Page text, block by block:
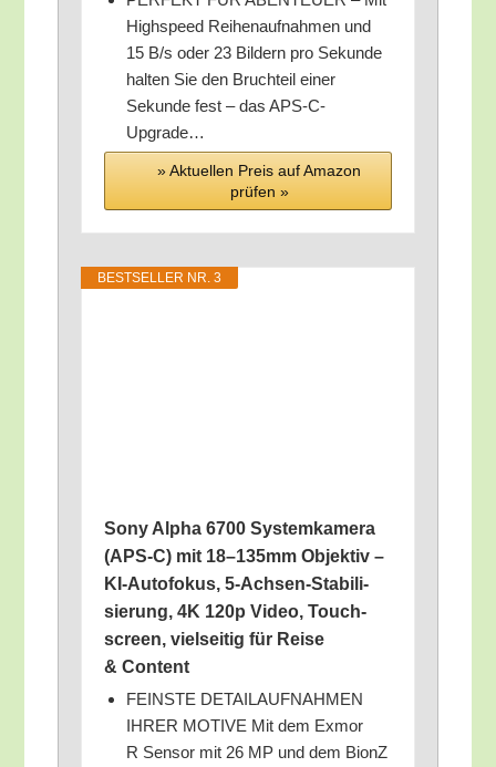
High­speed Rei­hen­auf­nah­men und
15 B/​s oder 23 Bil­dern pro Sekun­de
hal­ten Sie den Bruch­teil einer
Sekun­de fest – das APS-C-
Upgrade…
» Aktu­el­len Preis auf Ama­zon
prü­fen »
BEST­SEL­LER NR. 3
Sony Alpha 6700 Sys­tem­ka­me­ra
(APS‑C) mit 18–135mm Objek­tiv –
KI-Auto­fo­kus, 5‑Ach­sen-Sta­bi­li­
sie­rung, 4K 120p Video, Touch­
screen, viel­sei­tig für Rei­se
& Content
FEINSTE DETAILAUFNAHMEN
IHRER MOTIVE Mit dem Exmor
R Sen­sor mit 26 MP und dem BionZ